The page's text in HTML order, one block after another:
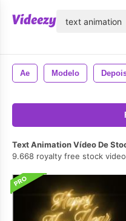
Ae Modelo
Text Animation Vídeo De
9.668 royalty free stock